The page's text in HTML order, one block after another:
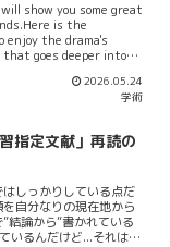
show you some great
is the
enjoy the drama's
that goes deeper into
fan.ゲヲログも、長い
の間にあったんですね、
上邦訳されて出版さ...
2026.05.24
学術
指定文献」再読の
しっかりしている点だ
自分なりの現在地から
結論から”書かれている
いるんだけど...それは後